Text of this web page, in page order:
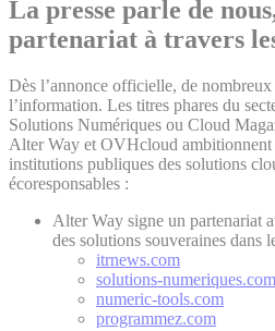
La presse parle de
partenariat à travers
Dès l’annonce officielle, de
l’information. Les titres phares du
Solutions Numériques ou Cloud
Alter Way et OVHcloud ambitionnent
institutions publiques des solutions
écoresponsables :
Alter Way signe un partenariat
des solutions souveraines dans
itrnews.com
solutions-numeriques.com
numeric-tools.com
programmez.com